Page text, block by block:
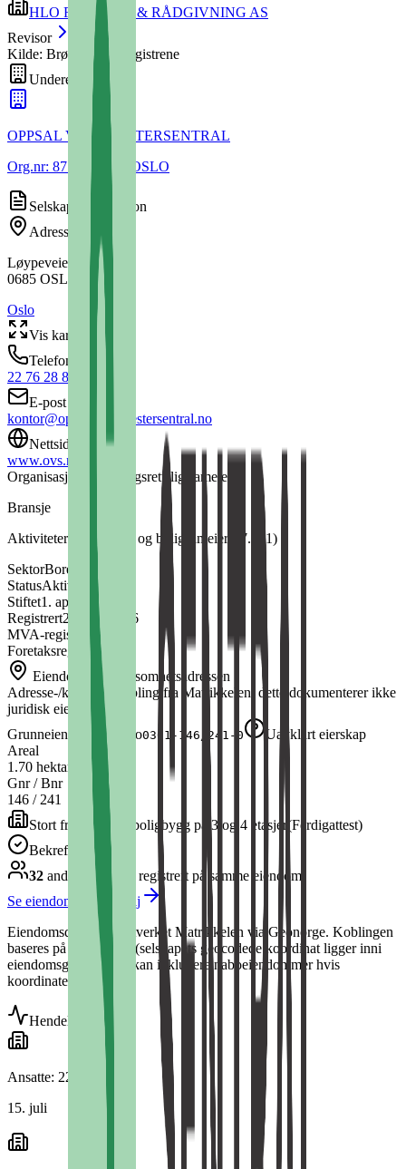
HLO REVISJON & RÅDGIVNING AS
Revisor
Kilde: Brønnøysundregistrene
Underenheter
(
OPPSAL VAKTMESTERSENTRAL
Org.nr: 877453812 • OSLO
Selskapsinformasjon
Adresse
Løypeveien 2A
0685 OSLO
Oslo
Vis kart
Telefon
22 76 28 80
E-post
kontor@oppsalvaktmestersentral.no
Nettside
www.ovs.no
Organisasjonsform
Tingsrettslig sameie
Bransje
Aktiviteter i borettslag og boligsameier
97.001)
SektorBorettslag o.l.
StatusAktiv
Stiftet1. april 1970
Registrert21. okt. 1996
MVA-registrert
Nei
Foretaksregisteret
Eiendom ved virksomhetsadressen
Adresse-/koordinatkobling fra Matrikkelen; dette dokumenterer ikke
juridisk eierskap.
Grunneiendom
Oslo0301-146/241-0
Uavklart eierskap
Areal
1.70 hektar
Gnr / Bnr
146 / 241
Stort frittliggende boligbygg på 3 og 4 etasjer (Ferdigattest)
Bekreftet bygg
32 andre selskap
registrert på samme eiendom
Se eiendommen i detalj
Eiendomsdata fra Kartverket Matrikkelen via Geonorge. Koblingen
baseres på spatial join (selskapets geocodede koordinat ligger inni
eiendomsgrensen) — kan inkludere naboeiendommer hvis
koordinatet er upresist.
Hendelser
Ansatte: 22 → 24
15. juli